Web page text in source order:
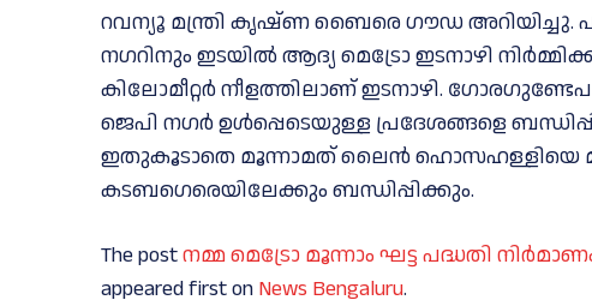
റവന്യൂ മന്ത്രി കൃഷ്ണ ബൈരെ ഗൗഡ അറിയിച്ചു.
നഗറിനും ഇടയിൽ ആദ്യ മെട്രോ ഇടനാഴി
കിലോമീറ്റർ നീളത്തിലാണ് ഇടനാഴി.
ജെപി നഗർ ഉൾപ്പെടെയുള്ള പ്രദേശങ്ങളെ
ഇതുകൂടാതെ മൂന്നാമത് ലൈൻ ഹൊസഹള്ളിയെ
കടബഗെരെയിലേക്കും ബന്ധിപ്പിക്കും.
The postനമ്മ മെട്രോ മൂന്നാം ഘട്ട പദ്ധതി
appeared first on News Bengaluru.